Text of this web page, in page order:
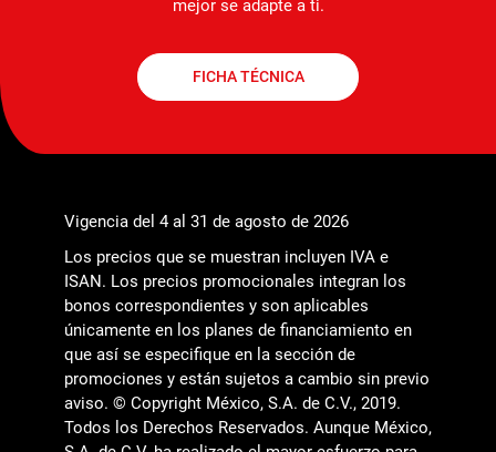
mejor se adapte a ti.
FICHA TÉCNICA
Vigencia del 4 al 31 de agosto de 2026
Los precios que se muestran incluyen IVA e
ISAN. Los precios promocionales integran los
bonos correspondientes y son aplicables
únicamente en los planes de financiamiento en
que así se especifique en la sección de
promociones y están sujetos a cambio sin previo
aviso. © Copyright México, S.A. de C.V., 2019.
Todos los Derechos Reservados. Aunque México,